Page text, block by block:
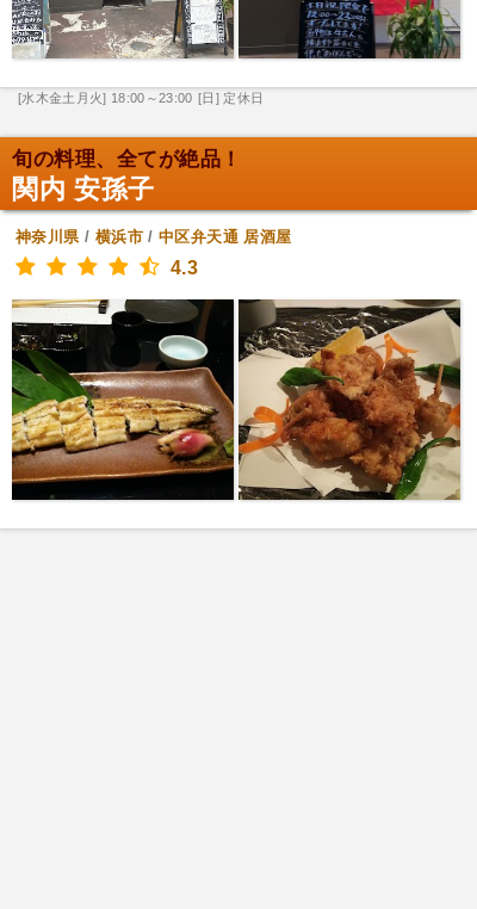
[水木金土月火] 18:00～23:00 [日] 定休日
旬の料理、全てが絶品！
関内 安孫子
神奈川県/ 横浜市/中区弁天通 居酒屋
4.3